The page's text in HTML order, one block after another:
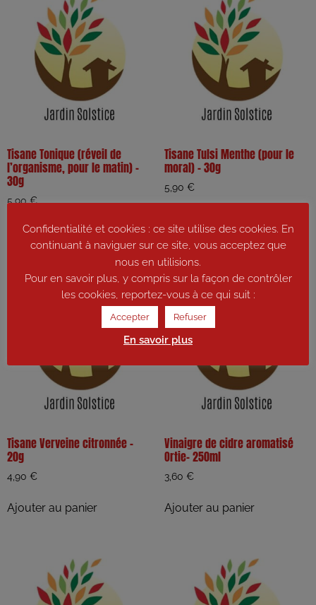
Tisane Tonique (réveil de
l’organisme, pour le matin) –
30g
5,90€
Ajouter au panier
Tisane Tulsi Menthe (pour le
moral) – 30g
5,90 €
Tisane Verveine citronnée –
20g
4,90 €
Ajouter au panier
Vinaigre de cidre aromatisé
Ortie- 250ml
3,60 €
Ajouter au panier
Confidentialité et cookies : ce site utilise des cookies. En
continuant à naviguer sur ce site, vous acceptez que
nous en utilisions.
Pour en savoir plus, y compris sur la façon de contrôler
les cookies, reportez-vous à ce qui suit :
Accepter Refuser
En savoir plus